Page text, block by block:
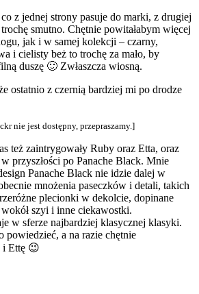
z jednej strony pasuje do marki, z drugiej
smutno. Chętnie powitałabym więcej
jak i w samej kolekcji – czarny,
i cielisty beż to trochę za mało, by
duszę 🙂 Zwłaszcza wiosną.
ostatnio z czernią bardziej mi po drodze
nie jest dostępny, przepraszamy.]
też zaintrygowały Ruby oraz Etta, oraz
przyszłości po Panache Black. Mnie
Panache Black nie idzie dalej w
mnożenia paseczków i detali, takich
plecionki w dekolcie, dopinane
szyi i inne ciekawostki.
w sferze najbardziej klasycznej klasyki.
powiedzieć, a na razie chętnie
i Ettę 😉